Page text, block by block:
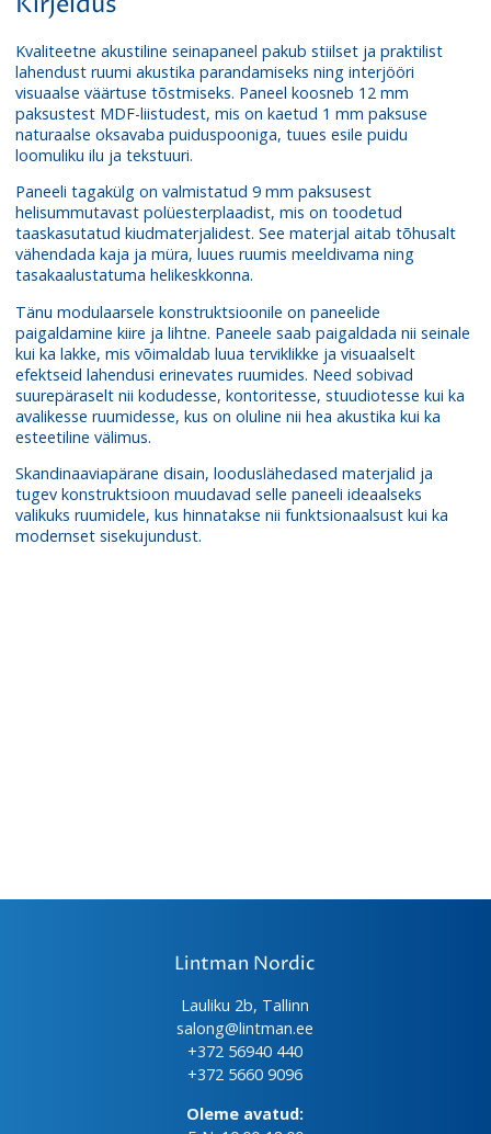
Kvaliteetne akustiline seinapaneel pakub stiilset ja praktilist
lahendust ruumi akustika parandamiseks ning interjööri
visuaalse väärtuse tõstmiseks. Paneel koosneb 12 mm
paksustest MDF-liistudest, mis on kaetud 1 mm paksuse
naturaalse oksavaba puiduspooniga, tuues esile puidu
loomuliku ilu ja tekstuuri.
Paneeli tagakülg on valmistatud 9 mm paksusest
helisummutavast polüesterplaadist, mis on toodetud
taaskasutatud kiudmaterjalidest. See materjal aitab tõhusalt
vähendada kaja ja müra, luues ruumis meeldivama ning
tasakaalustatuma helikeskkonna.
Tänu modulaarsele konstruktsioonile on paneelide
paigaldamine kiire ja lihtne. Paneele saab paigaldada nii seinale
kui ka lakke, mis võimaldab luua terviklikke ja visuaalselt
efektseid lahendusi erinevates ruumides. Need sobivad
suurepäraselt nii kodudesse, kontoritesse, stuudiotesse kui ka
avalikesse ruumidesse, kus on oluline nii hea akustika kui ka
esteetiline välimus.
Skandinaaviapärane disain, looduslähedased materjalid ja
tugev konstruktsioon muudavad selle paneeli ideaalseks
valikuks ruumidele, kus hinnatakse nii funktsionaalsust kui ka
modernset sisekujundust.
Lintman Nordic
Lauliku 2b, Tallinn
salong@lintman.ee
+372 56940 440
+372 5660 9096
Oleme avatud: